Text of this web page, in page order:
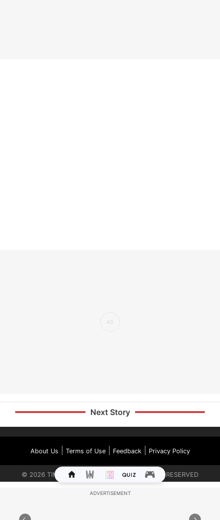
Next Story
About Us Terms of Use| Feedback| Privacy Policy
© 2026 TIMES INTERNET LIMITED. ALL RIGHTS RESERVED